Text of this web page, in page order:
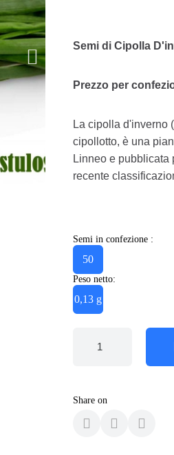
Semi di Cipolla
Prezzo per
La cipolla d'inverno
cipollotto, è una
Linneo e pubblicata
recente
Semi in confezione :
50
Peso netto:
0,13 g
Share on